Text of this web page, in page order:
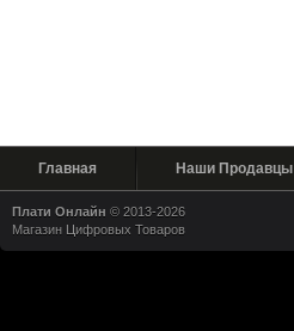
Главная Наши Продавцы
Плати Онлайн © 2013-2026
Магазин Цифровых Товаров